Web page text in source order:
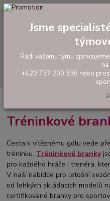
tel: +420 737 200 336
Tréninkové
Cesta k vítěznému gólu vede
tréninku. Tréninkové branky
pro každého hráče i trenéra,
V naší nabídce pro letošní
od lehkých skládacích modelů
certifikované branky pro
Jsme
Rádi vašemu týmu
+420 737 200 336 nebo